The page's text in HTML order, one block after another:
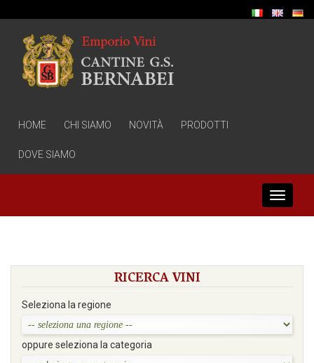
HOME CHI SIAMO NOVITÀ PRODOTTI
DOVE SIAMO
Toggle
RICERCA VINI
Seleziona la regione
oppure seleziona la categoria